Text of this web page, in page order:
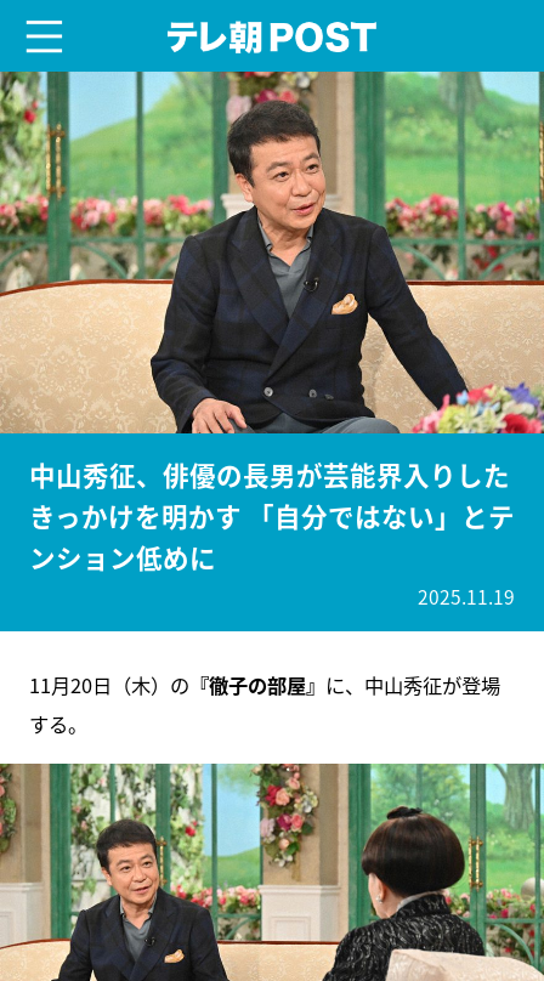
中山秀征、俳優の長男が芸能界入りした
きっかけを明かす 「自分ではない」とテ
ンション低めに
2025.11.19
11月20日（木）の 『徹子の部屋』 に、中山秀征が登場
する。